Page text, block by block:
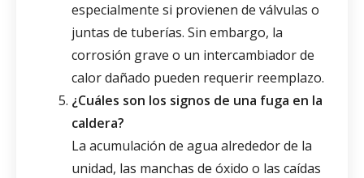
especialmente si provienen de válvulas o
juntas de tuberías. Sin embargo, la
corrosión grave o un intercambiador de
calor dañado pueden requerir reemplazo.
¿Cuáles son los signos de una fuga en la
caldera?
La acumulación de agua alrededor de la
unidad, las manchas de óxido o las caídas